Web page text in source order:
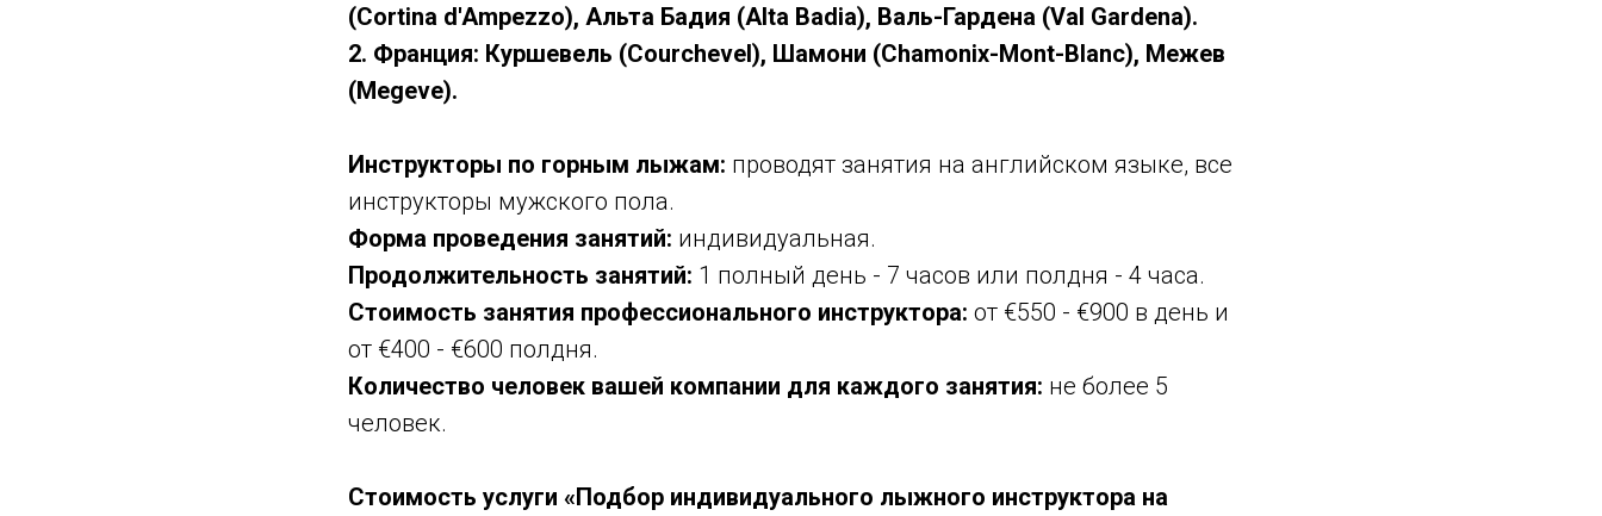
(Cortina d'Ampezzo), Альта Бадия (Alta Badia), Валь-Гардена (Val Gardena).
2. Франция: Куршевель (Courchevel), Шамони (Chamonix-Mont-Blanc), Межев
(Megeve).
Инструкторы по горным лыжам: проводят занятия на английском языке, все
инструкторы мужского пола.
Форма проведения занятий: индивидуальная.
Продолжительность занятий: 1 полный день - 7 часов или полдня - 4 часа.
Стоимость занятия профессионального инструктора: от €550 - €900 в день и
от €400 - €600 полдня.
Количество человек вашей компании для каждого занятия: не более 5
человек.
Стоимость услуги «Подбор индивидуального лыжного инструктора на